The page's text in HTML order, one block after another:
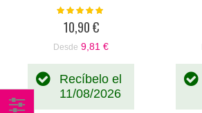
Valoración:
10,90 €
Desde 9,81 €
Recíbelo el
11/08/2026